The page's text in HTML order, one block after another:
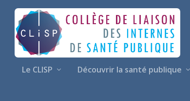
Le CLISP Découvrir la santé publique